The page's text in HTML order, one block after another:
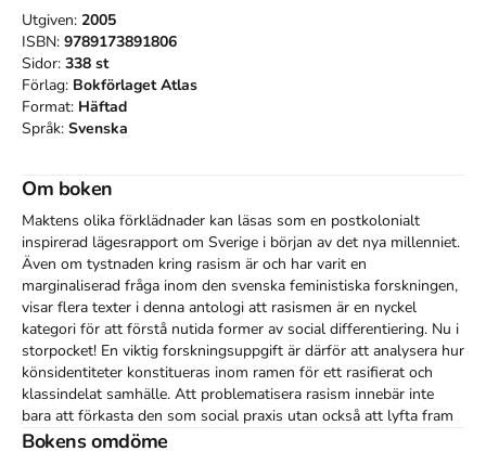
Utgiven: 2005
ISBN: 9789173891806
Sidor: 338 st
Förlag: Bokförlaget Atlas
Format: Häftad
Språk: Svenska
Om boken
Maktens olika förklädnader kan läsas som en postkolonialt
inspirerad lägesrapport om Sverige i början av det nya millenniet.
Även om tystnaden kring rasism är och har varit en
marginaliserad fråga inom den svenska feministiska forskningen,
visar flera texter i denna antologi att rasismen är en nyckel
kategori för att förstå nutida former av social differentiering. Nu i
storpocket! En viktig forskningsuppgift är därför att analysera hur
könsidentiteter konstitueras inom ramen för ett rasifierat och
klassindelat samhälle. Att problematisera rasism innebär inte
bara att förkasta den som social praxis utan också att lyfta fram
och undersöka hur erfarenheter av rasismen parallellt med klass
Bokens omdöme